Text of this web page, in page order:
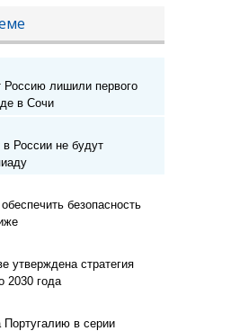
Россию лишили первого
в Сочи
России не будут
безопасность
утверждена стратегия
2030 года
в серии